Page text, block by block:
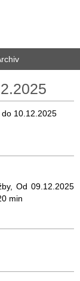
10.12.2025
Od 09.12.2025
min